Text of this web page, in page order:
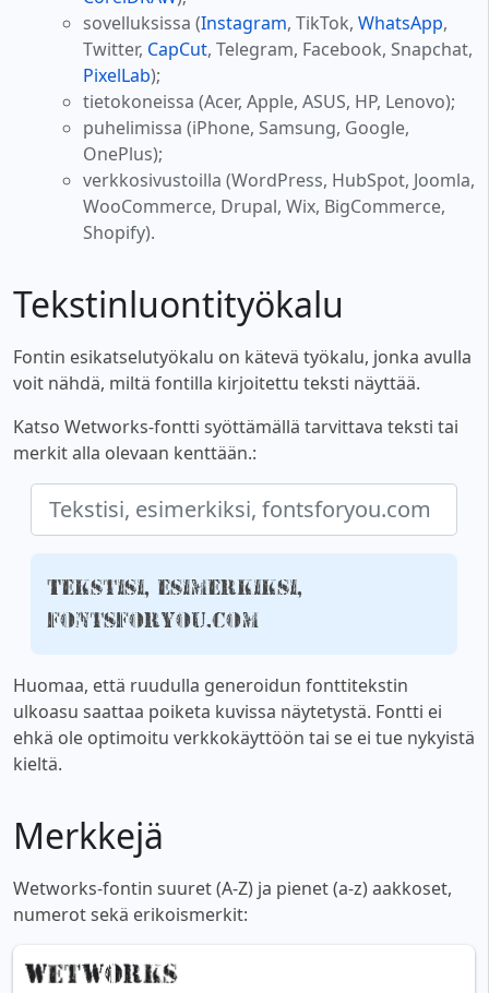
sovelluksissa (Instagram, TikTok, WhatsApp,
Twitter, CapCut, Telegram, Facebook, Snapchat,
PixelLab);
tietokoneissa (Acer, Apple, ASUS, HP, Lenovo);
puhelimissa (iPhone, Samsung, Google,
OnePlus);
verkkosivustoilla (WordPress, HubSpot, Joomla,
WooCommerce, Drupal, Wix, BigCommerce,
Shopify).
Tekstinluontityökalu
Fontin esikatselutyökalu on kätevä työkalu, jonka avulla
voit nähdä, miltä fontilla kirjoitettu teksti näyttää.
Katso Wetworks-fontti syöttämällä tarvittava teksti tai
merkit alla olevaan kenttään.:
Tekstisi, esimerkiksi,
fontsforyou.com
Huomaa, että ruudulla generoidun fonttitekstin
ulkoasu saattaa poiketa kuvissa näytetystä. Fontti ei
ehkä ole optimoitu verkkokäyttöön tai se ei tue nykyistä
kieltä.
Merkkejä
Wetworks-fontin suuret (A-Z) ja pienet (a-z) aakkoset,
numerot sekä erikoismerkit: